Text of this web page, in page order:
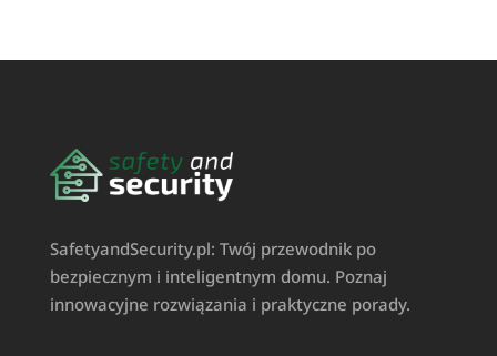
SafetyandSecurity.pl: Twój przewodnik po
bezpiecznym i inteligentnym domu. Poznaj
innowacyjne rozwiązania i praktyczne porady.